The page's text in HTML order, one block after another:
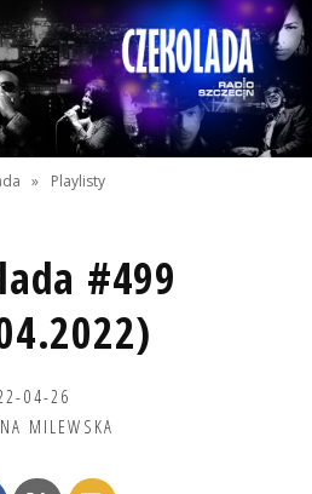
» Playlisty
#499
04-26
MILEWSKA